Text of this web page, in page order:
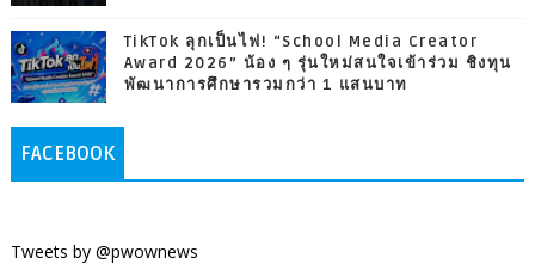
TikTok ลุกเป็นไฟ! “School Media Creator
Award 2026” น้อง ๆ รุ่นใหม่สนใจเข้าร่วม ชิงทุน
พัฒนาการศึกษารวมกว่า 1 แสนบาท
FACEBOOK
Tweets by @pwownews